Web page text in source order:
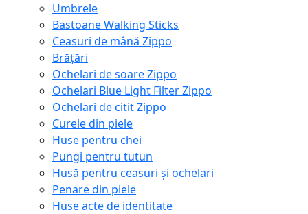
Umbrele
Bastoane Walking Sticks
Ceasuri de mână Zippo
Brățări
Ochelari de soare Zippo
Ochelari Blue Light Filter Zippo
Ochelari de citit Zippo
Curele din piele
Huse pentru chei
Pungi pentru tutun
Husă pentru ceasuri și ochelari
Penare din piele
Huse acte de identitate